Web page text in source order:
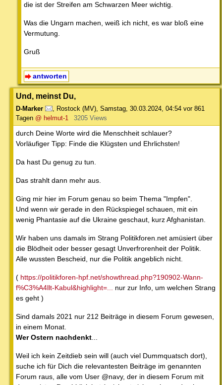
die ist der Streifen am Schwarzen Meer wichtig.
Was die Ungarn machen, weiß ich nicht, es war bloß eine
Vermutung.
Gruß
antworten
Und, meinst Du,
D-Marker , Rostock (MV), Samstag, 30.03.2024, 04:54 vor 861
Tagen @ helmut-1 3205 Views
durch Deine Worte wird die Menschheit schlauer?
Vorläufiger Tipp: Finde die Klügsten und Ehrlichsten!
Da hast Du genug zu tun.
Das strahlt dann mehr aus.
Ging mir hier im Forum genau so beim Thema "Impfen".
Und wenn wir gerade in den Rückspiegel schauen, mit ein
wenig Phantasie auf die Ukraine geschaut, kurz Afghanistan.
Wir haben uns damals im Strang Politikforen.net amüsiert über
die Blödheit oder besser gesagt Unverfrorenheit der Politik.
Alle wussten Bescheid, nur die Politik angeblich nicht.
( https://politikforen-hpf.net/showthread.php?190902-Wann-
f%C3%A4llt-Kabul&highlight=... nur zur Info, um welchen Strang
es geht )
Sind damals 2021 nur 212 Beiträge in diesem Forum gewesen,
in einem Monat.
Wer Ostern nachdenkt...
Weil ich kein Zeitdieb sein will (auch viel Dummquatsch dort),
suche ich für Dich die relevantesten Beiträge im genannten
Forum raus, alle vom User @navy, der in diesem Forum mit